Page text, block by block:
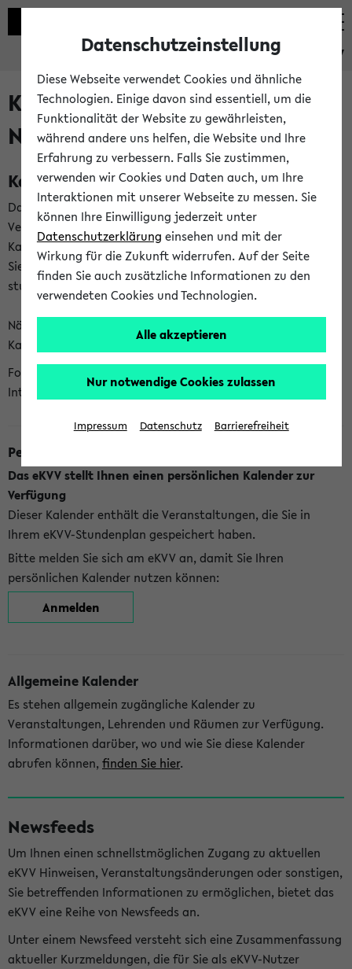
eKVV
Kalenderintegration und
Newsfeeds
Kalenderintegration
Das eKVV bietet Ihnen die Möglichkeit,
Veranstaltungstermine in eine Vielzahl von
Kalenderanwendungen einzubinden. Auf diese Weise können
Sie einen gemeinsamen Überblick über Ihre privaten und
studienbezogenen Termine erhalten.
Näheres zu Vorteilen und Funktionsweise der
Kalenderintegration können Sie auf unserer
Folgende Kalender bietet Ihnen das eKVV derzeit zur
Integration an:
Persönlicher Kalender
Das eKVV stellt Ihnen einen persönlichen Kalender zur
Verfügung
Dieser Kalender enthält die Veranstaltungen, die Sie in
Ihrem eKVV-Stundenplan gespeichert haben.
Bitte melden Sie sich am eKVV an, damit Sie Ihren
persönlichen Kalender nutzen können:
Anmelden
Allgemeine Kalender
Es stehen allgemein zugängliche Kalender zu
Veranstaltungen, Lehrenden und Räumen zur Verfügung.
Informationen darüber, wo und wie Sie diese Kalender
abrufen können, finden Sie hier.
Newsfeeds
Um Ihnen einen schnellstmöglichen Zugang zu aktuellen
eKVV Hinweisen, Veranstaltungsänderungen oder sonstigen,
Sie betreffenden Informationen zu ermöglichen, bietet das
eKVV eine Reihe von Newsfeeds an.
Unter einem Newsfeed versteht sich eine Zusammenfassung
aktueller Kurzmeldungen, die für Sie als eKVV-Nutzer
Datenschutzeinstellung
Diese Webseite verwendet Cookies und ähnliche
Technologien. Einige davon sind essentiell, um die
Funktionalität der Website zu gewährleisten,
während andere uns helfen, die Website und Ihre
Erfahrung zu verbessern. Falls Sie zustimmen,
verwenden wir Cookies und Daten auch, um Ihre
Interaktionen mit unserer Webseite zu messen. Sie
können Ihre Einwilligung jederzeit unter
Datenschutzerklärung einsehen und mit der
Wirkung für die Zukunft widerrufen. Auf der Seite
finden Sie auch zusätzliche Informationen zu den
verwendeten Cookies und Technologien.
Alle akzeptieren
Nur notwendige Cookies zulassen
Impressum Datenschutz Barrierefreiheit